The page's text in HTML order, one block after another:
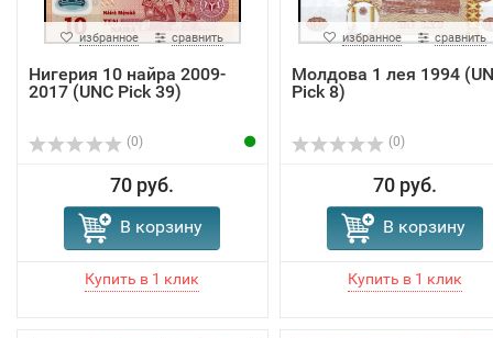
избранное сравнить
Нигерия 10 найра 2009-
2017 (UNC Pick 39)
(0)
70 руб.
В корзину
избранное сравнить
Молдова 1 лея 1994
Pick 8)
(0)
70 руб.
В корзину